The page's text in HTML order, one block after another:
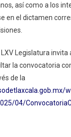
así como a los
en el dictamen
Legislatura invita
la convocatoria
de la
04/